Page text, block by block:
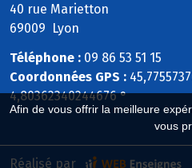
Afin de vous offrir la meilleure
vous
40 rue Marietton
69009 Lyon
Téléphone : 09 86 53 51 15
Coordonnées GPS :
4,80362340244676 °
Réalisé par